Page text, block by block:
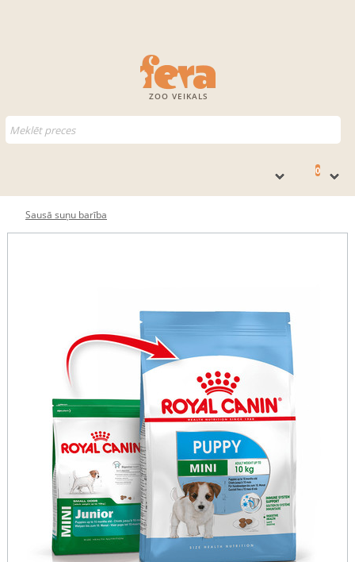
ZOO VEIKALS
0
Sausā suņu barība